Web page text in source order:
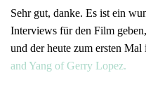
Sehr gut, danke. Es ist ein
Interviews für den Film
und der heute zum ersten
and Yang of Gerry Lopez.